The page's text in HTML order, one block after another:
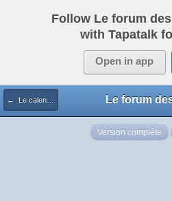
Follow Le forum
with Tapatalk
Open in app
← Le calendrier des Cybers
Version complète